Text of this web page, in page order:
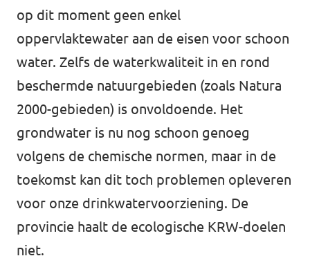
op dit moment geen enkel
oppervlaktewater aan de eisen voor schoon
water. Zelfs de waterkwaliteit in en rond
beschermde natuurgebieden (zoals Natura
2000-gebieden) is onvoldoende. Het
grondwater is nu nog schoon genoeg
volgens de chemische normen, maar in de
toekomst kan dit toch problemen opleveren
voor onze drinkwatervoorziening. De
provincie haalt de ecologische KRW-doelen
niet.